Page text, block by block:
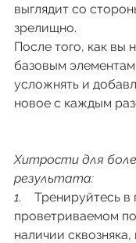
выглядит со
зрелищно.
После того, как вы
базовым
усложнять и
новое с каждым
Хитрости для
результата:
1. Тренируйтесь в
проветриваемом
наличии сквозняка,